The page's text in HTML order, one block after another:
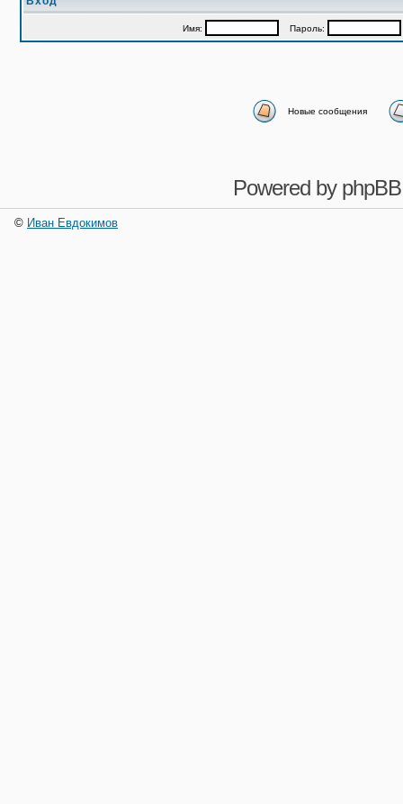
Имя: Пароль:
Новые сообщения
Powered by phpBB
© Иван Евдокимов